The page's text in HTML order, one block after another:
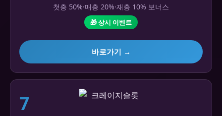
첫충 50%·매충 20%·재충 10% 보너스
🎁 상시 이벤트
바로가기 →
7